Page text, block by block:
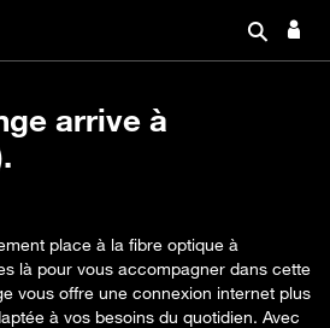
arrive à
place à la fibre optique à
là pour vous accompagner dans cette
vous offre une connexion internet plus
à vos besoins du quotidien. Avec